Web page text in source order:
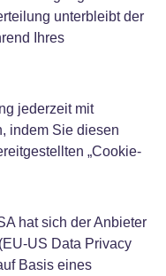
unterbleibt der
Ihres
jederzeit mit
indem Sie diesen
„Cookie-
hat sich der Anbieter
US Data Privacy
Basis eines